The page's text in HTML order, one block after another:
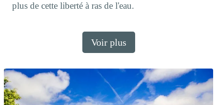
plus de cette liberté à ras de l'eau.
Voir plus